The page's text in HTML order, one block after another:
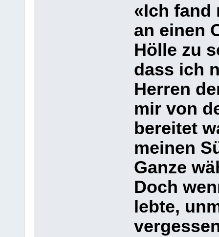
«Ich fand
an einen
Hölle zu
dass ich
Herren
mir von
bereitet
meinen
Ganze
Doch
lebte,